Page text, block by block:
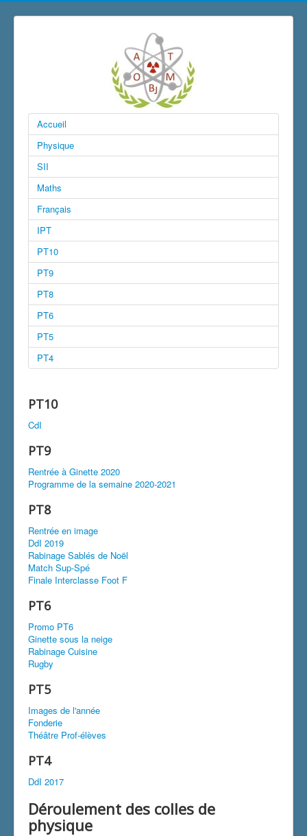
Accueil
Physique
SII
Maths
Français
IPT
PT10
PT9
PT8
PT6
PT5
PT4
PT10
CdI
PT9
Rentrée à Ginette 2020
Programme de la semaine 2020-2021
PT8
Rentrée en image
DdI 2019
Rabinage Sablés de Noël
Match Sup-Spé
Finale Interclasse Foot F
PT6
Promo PT6
Ginette sous la neige
Rabinage Cuisine
Rugby
PT5
Images de l'année
Fonderie
Théâtre Prof-élèves
PT4
DdI 2017
Déroulement des colles de
physique